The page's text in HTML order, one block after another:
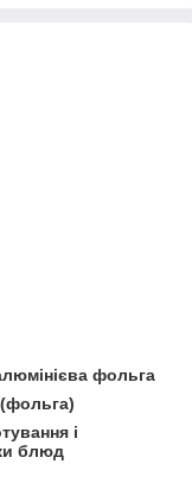
фольга
і
блюд